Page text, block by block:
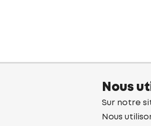
Nous
Sur notre
Nous